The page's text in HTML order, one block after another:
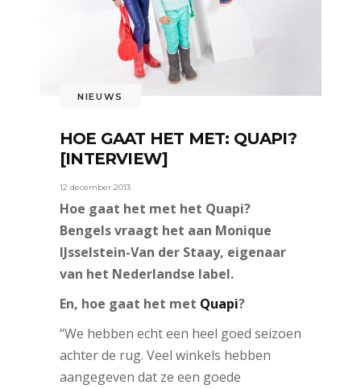
NIEUWS
HOE GAAT HET MET: QUAPI?
[INTERVIEW]
12 december 2013
Hoe gaat het met het Quapi?
Bengels vraagt het aan Monique
IJsselstein-Van der Staay, eigenaar
van het Nederlandse label.
En, hoe gaat het met Quapi?
“We hebben echt een heel goed seizoen
achter de rug. Veel winkels hebben
aangegeven dat ze een goede